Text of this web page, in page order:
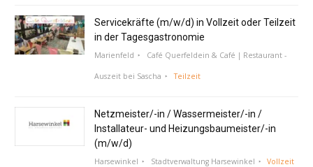
Servicekräfte (m/w/d) in Vollzeit oder Teilzeit
in der Tagesgastronomie
Marienfeld Café Querfeldein & Café | Restaurant -
Auszeit bei Sascha Teilzeit
Netzmeister/-in / Wassermeister/-in /
Installateur- und Heizungsbaumeister/-in
(m/w/d)
Harsewinkel Stadtverwaltung Harsewinkel Vollzeit